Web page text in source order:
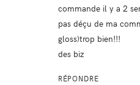
commande il y a 2
pas déçu de ma
gloss)trop bien!!!
des biz
RÉPONDRE